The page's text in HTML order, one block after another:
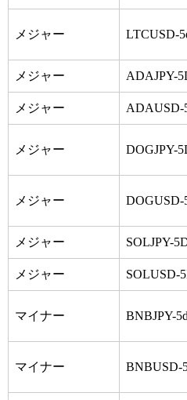
メジャー LTCUSD-
メジャー ADAJPY-
メジャー ADAUSD-
メジャー DOGJPY-
メジャー DOGUSD-
メジャー SOLJPY-
メジャー SOLUSD-
マイナー BNBJPY-
マイナー BNBUSD-